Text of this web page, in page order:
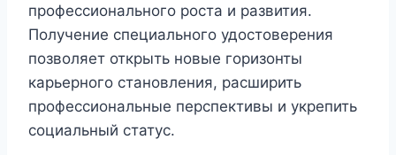
профессионального роста и развития.
Получение специального удостоверения
позволяет открыть новые горизонты
карьерного становления, расширить
профессиональные перспективы и укрепить
социальный статус.